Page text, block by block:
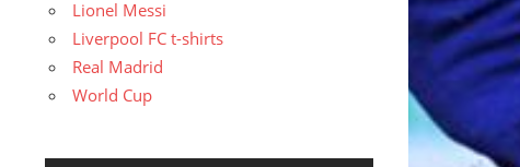
Lionel Messi
Liverpool FC t-shirts
Real Madrid
World Cup